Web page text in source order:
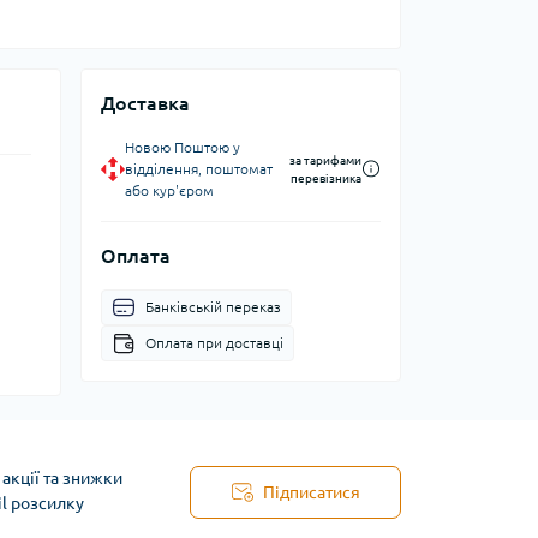
Доставка
Новою Поштою у
відділення, поштомат
або кур'єром
за тарифами
перевізника
Оплата
Банківській переказ
Оплата при доставці
та знижки
розсилку
Підписатися